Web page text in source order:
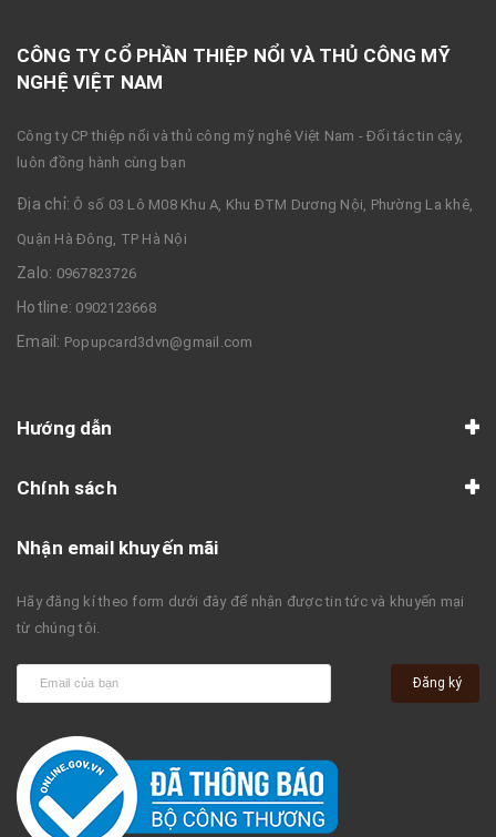
CÔNG TY CỔ PHẦN THIỆP NỔI VÀ THỦ CÔNG MỸ
NGHỆ VIỆT NAM
Công ty CP thiệp nổi và thủ công mỹ nghệ Việt Nam - Đối tác tin cậy,
luôn đồng hành cùng bạn
Địa chỉ: Ô số 03 Lô M08 Khu A, Khu ĐTM Dương Nội, Phường La khê,
Quận Hà Đông, TP Hà Nội
Zalo: 0967823726
Hotline: 0902123668
Email: Popupcard3dvn@gmail.com
Hướng dẫn
Chính sách
Nhận email khuyến mãi
Hãy đăng kí theo form dưới đây để nhận được tin tức và khuyến mại
từ chúng tôi.
Đăng ký